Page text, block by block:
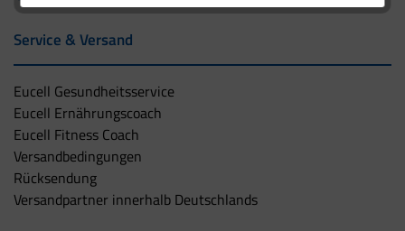
Service & Versand
Eucell Gesundheitsservice
Eucell Ernährungscoach
Eucell Fitness Coach
Versandbedingungen
Rücksendung
Versandpartner innerhalb Deutschlands